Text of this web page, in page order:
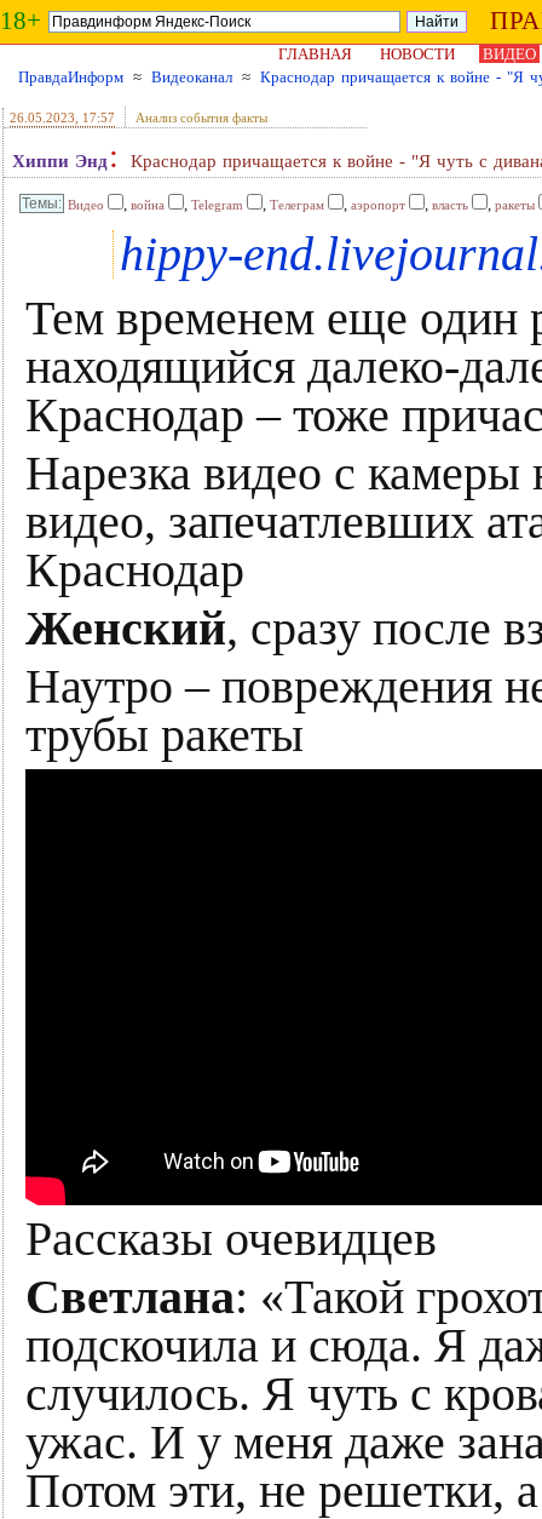
18+
ГЛАВНАЯ НОВОСТИ
ВИДЕО
ПравдаИнформ ≈ Видеоканал ≈ Краснодар причащается к войне - "Я
26.05.2023 , 17:57 Анализ события факты
Хиппи Энд : Краснодар причащается к войне - "Я чуть с
Видео , война , Telegram , Телеграм , аэропорт , власть , ракеты
hippy-
Тем временем еще один
находящийся далеко-
Краснодар – тоже
Нарезка видео с
видео, запечатлевших
Краснодар
Женский, сразу после
Наутро – повреждения
трубы ракеты
Рассказы очевидцев
Светлана: «Такой
подскочила и сюда. Я
случилось. Я чуть с
ужас. И у меня даже
Потом эти, не решетки,